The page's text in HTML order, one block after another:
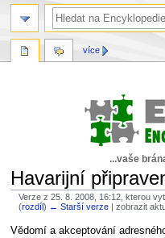
...vaše
Havarijní
Verze z 25. 8. 2008, 16:12, kterou
(rozdíl) ← Starší verze | zobrazit
Skočit
Skočit
Vědomí a akceptování
více